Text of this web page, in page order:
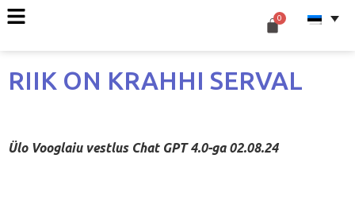
RIIK ON KRAHHI SERVAL
Ülo Vooglaiu vestlus Chat GPT 4.0-ga 02.08.24